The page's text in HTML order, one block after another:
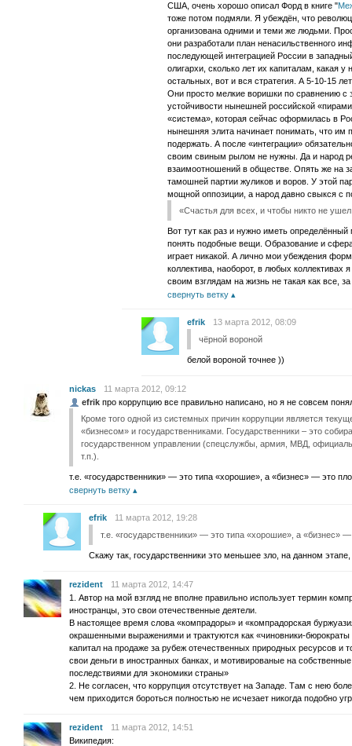
США, очень хорошо описал Форд в книге "
тоже потом подмяли. Я убеждён, что
организована одними и теми же людьми.
они разработали план ненасильственного
последующей интеграцией России в
олигархи, сколько лет их капиталам, какая
остальных, вот и вся стратегия. А 5-10-15
Они просто мелкие воришки по сравнению
устойчивости нынешней российской
«система», которая сейчас оформилась в
нынешняя элита начинает понимать, что им
подержать. А после «интеграции»
своим свиным рылом не нужны. Да и народ
взаимоотношений в обществе. Опять же на
тамошней партии жуликов и воров. У этой
мощной оппозиции, а народ давно свыкся с
«Счастья для всех, и чтобы никто не
Вот тут как раз и нужно иметь
понять подобные вещи. Образование и
играет никакой. А лично мои убеждения
коллектива, наоборот, в любых коллективах
своим взглядам на жизнь не такая как все,
свернуть ветку
efrik
13 марта 2012, 08:09
чёрной вороной
белой вороной точнее ))
nickas
11 марта 2012, 09:12
efrik про коррупцию все правильно написано, но я не совсем
Кроме того одной из системных причин коррупции является
«бизнесом» и государственниками. Государственники – это
государственном управлении (спецслужбы, армия, МВД,
т.п.).
т.е. «государственники» — это типа «хорошие», а «бизнес» — это
свернуть ветку
efrik
11 марта 2012, 19:28
т.е. «государственники» — это типа «хорошие», а «бизнес»
Скажу так, государственники это меньшее зло, на данном
rezident
11 марта 2012, 14:47
1. Автор на мой взгляд не вполне правильно использует термин
иностранцы, это свои отечественные деятели.
В настоящее время слова «компрадоры» и «компрадорская
окрашенными выражениями и трактуются как «чиновники-
капитал на продаже за рубеж отечественных природных ресурсов и
свои деньги в иностранных банках, и мотивированые на
последствиями для экономики страны»
2. Не согласен, что коррупция отсутствует на Западе. Там с нею
чем приходится бороться полностью не исчезает никогда подобно
rezident
11 марта 2012, 14:51
Википедия: